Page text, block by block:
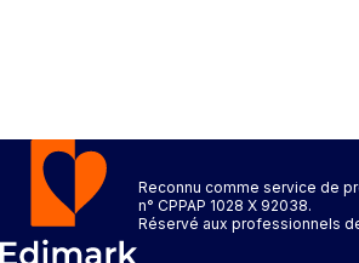
Reconnu comme service de
n° CPPAP 1028 X 92038.
Réservé aux professionnels